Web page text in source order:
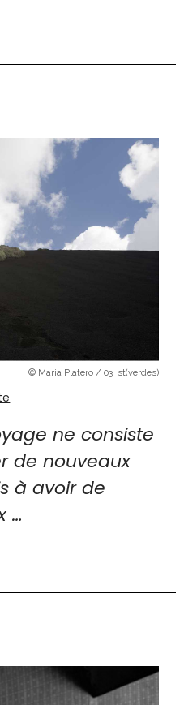
© Maria Platero / 03_st(verdes)
ne consiste
de nouveaux
à avoir de
…